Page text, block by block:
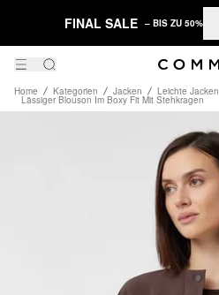
FINAL SALE – BIS ZU 50%
Home Kategorien Jacken Leichte Jacken
Lässiger Blouson Im Boxy Fit Mit Stehkragen